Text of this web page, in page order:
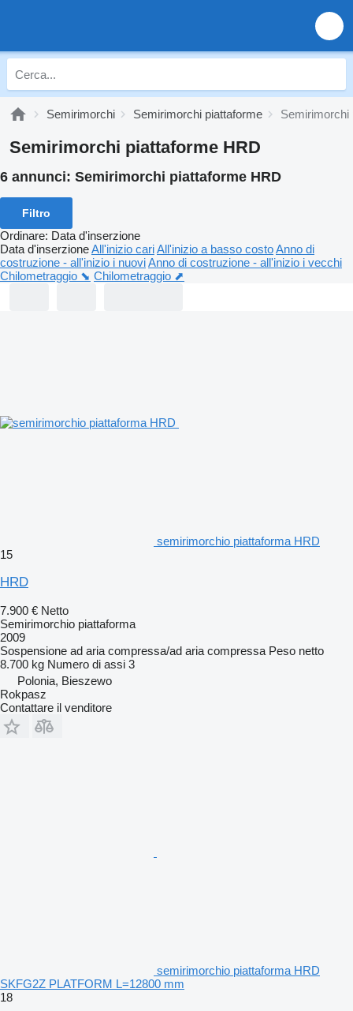
Semirimorchi Semirimorchi piattaforme Semirimorchi
Semirimorchi piattaforme HRD
6 annunci: Semirimorchi piattaforme HRD
Filtro
Ordinare: Data d'inserzione
Data d'inserzioneAll'inizio cariAll'inizio a basso costoAnno di
costruzione - all'inizio i nuoviAnno di costruzione - all'inizio i vecchi
Chilometraggio ⬊ Chilometraggio ⬈
semirimorchio piattaforma HRD
15
HRD
7.900 € Netto
Semirimorchio piattaforma
2009
Sospensione ad aria compressa/ad aria compressa Peso netto
8.700 kg Numero di assi 3
Polonia, Bieszewo
Rokpasz
Contattare il venditore
semirimorchio piattaforma HRD
SKFG2Z PLATFORM L=12800 mm
18